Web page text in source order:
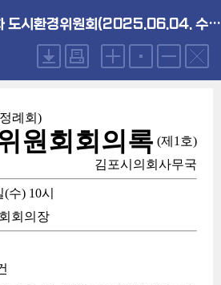
제259회 제1차 도시환경위원회(2025.06.04. 수요일)
례회)
원회회의록 (제1호)
김포시의회사무국
수) 10시
회의장